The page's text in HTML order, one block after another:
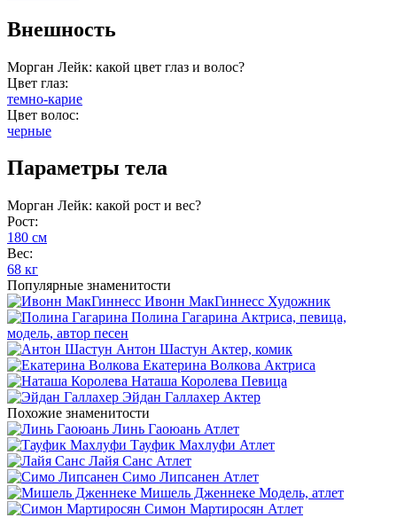
Внешность
Морган Лейк: какой цвет глаз и волос?
Цвет глаз:
темно-карие
Цвет волос:
черные
Параметры тела
Морган Лейк: какой рост и вес?
Рост:
180 см
Вес:
68 кг
Популярные знаменитости
Ивонн МакГиннесс Художник
Полина Гагарина Актриса, певица,
модель, автор песен
Антон Шастун Актер, комик
Екатерина Волкова Актриса
Наташа Королева Певица
Эйдан Галлахер Актер
Похожие знаменитости
Линь Гаоюань Атлет
Тауфик Махлуфи Атлет
Лайя Санс Атлет
Симо Липсанен Атлет
Мишель Дженнеке Модель, атлет
Симон Мартиросян Атлет